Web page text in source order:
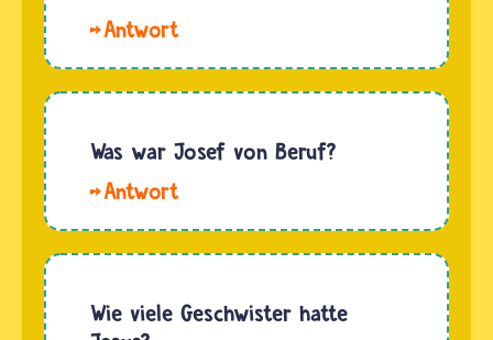
Als Josef
wurde
nicht
aufgeschrieben,
wann ein
geboren
Was war Josef von Beruf?
Josef im
war
Zimmermann.
Wie viele Geschwister hatte